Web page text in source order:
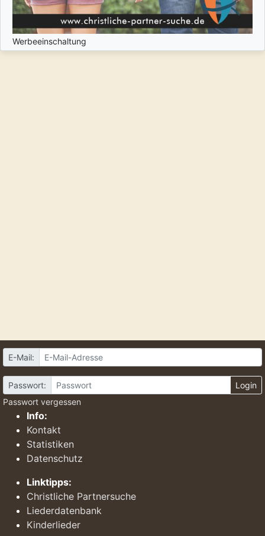
Werbeeinschaltung
E-Mail:
Passwort:
Login
Passwort vergessen
Info:
Kontakt
Statistiken
Datenschutz
Linktipps:
Christliche Partnersuche
Liederdatenbank
Kinderlieder